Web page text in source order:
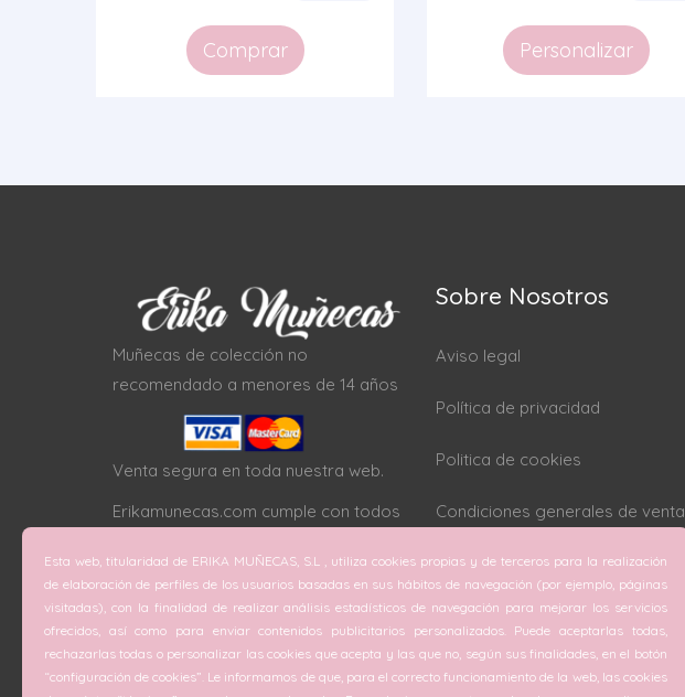
Comprar Personalizar
Muñecas de colección no
recomendado a menores de 14 años
Venta segura en toda nuestra web.
Erikamunecas.com cumple con todos
Sobre Nosotros
Aviso legal
Política de privacidad
Politica de cookies
Condiciones generales de venta
Configurar cookies
Esta web, titularidad de ERIKA MUÑECAS, S.L , utiliza cookies propias y de terceros para la realización
de elaboración de perfiles de los usuarios basadas en sus hábitos de navegación (por ejemplo, páginas
visitadas), con la finalidad de realizar análisis estadísticos de navegación para mejorar los servicios
ofrecidos, así como para enviar contenidos publicitarios personalizados. Puede aceptarlas todas,
rechazarlas todas o personalizar las cookies que acepta y las que no, según sus finalidades, en el botón
“configuración de cookies”. Le informamos de que, para el correcto funcionamiento de la web, las cookies